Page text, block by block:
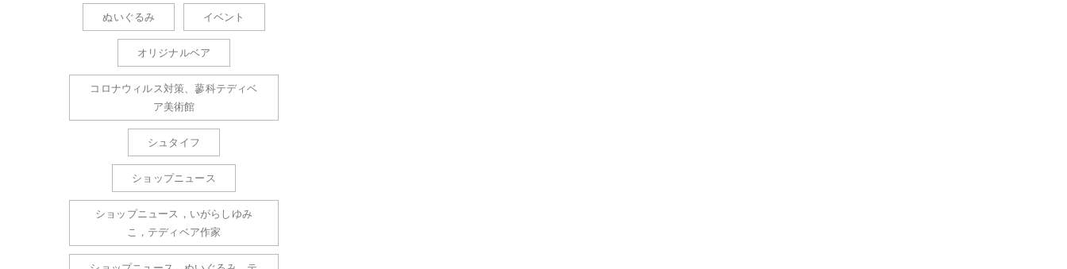
ぬいぐるみ イベント
オリジナルベア
コロナウィルス対策、蓼科テディベ
ア美術館
シュタイフ
ショップニュース
ショップニュース，いがらしゆみ
こ，テディベア作家